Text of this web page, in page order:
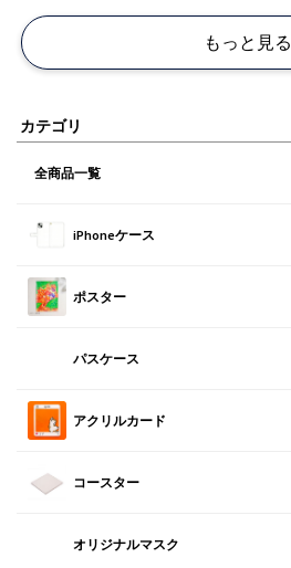
もっと見る
カテゴリ
全商品一覧
iPhoneケース
ポスター
パスケース
アクリルカード
コースター
オリジナルマスク